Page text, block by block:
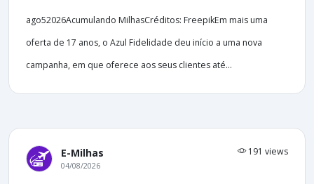
ago52026Acumulando MilhasCréditos: FreepikEm mais uma
oferta de 17 anos, o Azul Fidelidade deu início a uma nova
campanha, em que oferece aos seus clientes até...
E-Milhas 191 views
04/08/2026